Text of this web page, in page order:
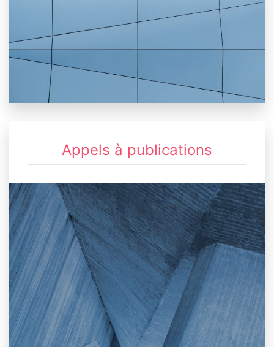
Appels à publications